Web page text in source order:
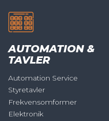
AUTOMATION &
TAVLER
Automation Service
Styretavler
Frekvensomformer
Elektronik